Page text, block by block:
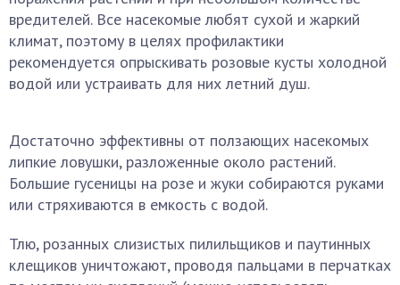
вредителей. Все насекомые любят сухой и жаркий
климат, поэтому в целях профилактики
рекомендуется опрыскивать розовые кусты холодной
водой или устраивать для них летний душ.
Достаточно эффективны от ползающих насекомых
липкие ловушки, разложенные около растений.
Большие гусеницы на розе и жуки собираются руками
или стряхиваются в емкость с водой.
Тлю, розанных слизистых пилильщиков и паутинных
клещиков уничтожают, проводя пальцами в перчатках